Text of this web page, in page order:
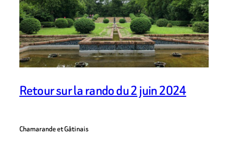
Retour sur la rando du 2 juin 2024
Chamarande et Gâtinais